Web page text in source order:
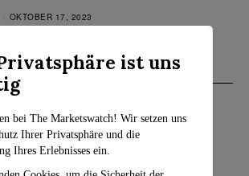
OKTOBER 17, 2023
Evans
Steueränderungen für 2025: Was Familien
müssen
ist uns
bei The Marketswatch! Wir setzen uns
Ihrer Privatsphäre und die
Ihres Erlebnisses ein.